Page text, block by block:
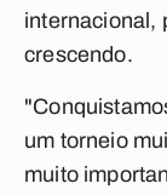
internacional,
crescendo.
um torneio
muito